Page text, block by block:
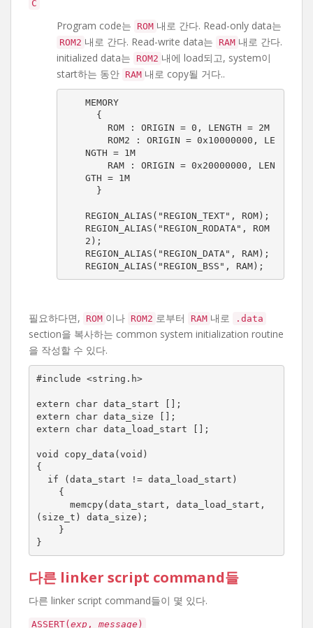
C
Program code는 ROM 내로 간다. Read-only data는
ROM2 내로 간다. Read-write data는 RAM 내로 간다.
initialized data는
ROM2 내에 load되고, system이
start하는 동안 RAM 내로 copy될 거다..
MEMORY
NGTH = 1M
GTH = 1M
REGION_ALIAS("REGION_TEXT", ROM);
REGION_ALIAS("REGION_RODATA", ROM
2);
REGION_ALIAS("REGION_DATA", RAM);
REGION_ALIAS("REGION_BSS", RAM);
필요하다면, ROM 이나 ROM2 로부터 RAM 내로 .data
section을 복사하는 common system initialization routine
을 작성할 수 있다.
#include <string.h>
extern char data_start [];
extern char data_size [];
extern char data_load_start [];
void copy_data(void)
{
(size_t) data_size);
}
다른 linker script command들
다른 linker script command들이 몇 있다.
ASSERT( exp , message )